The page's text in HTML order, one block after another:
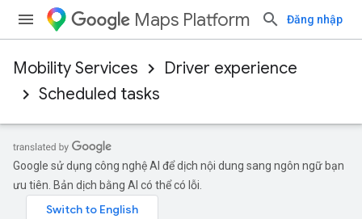
Maps Platform Đăng nhập
Mobility Services
Driver experience
Scheduled tasks
Google sử dụng công nghệ AI để dịch nội dung sang ngôn ngữ bạn
ưu tiên. Bản dịch bằng AI có thể có lỗi.